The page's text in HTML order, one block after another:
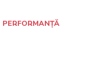
PERFORMANȚĂ